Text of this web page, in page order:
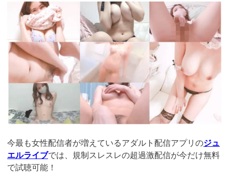
https://www.j-
live.tv/LiveChat/acs.php?
si=jwchatt&pid=MLA5661_0004&pa=lp40.php
今最も女性配信者が増えているアダルト配信アプリのジュ
エルライブでは、規制スレスレの超過激配信が今だけ無料
で試聴可能！